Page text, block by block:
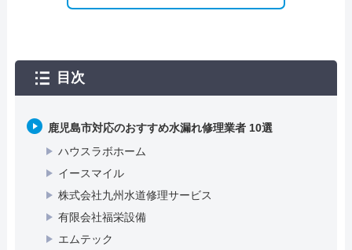
目次
鹿児島市対応のおすすめ水漏れ修理業者 10選
ハウスラボホーム
イースマイル
株式会社九州水道修理サービス
有限会社福栄設備
エムテック